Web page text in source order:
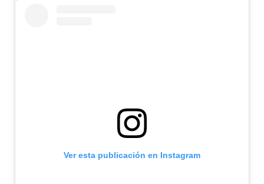
Ver esta publicación en Instagram